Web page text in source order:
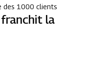
des 1000 clients
franchit la